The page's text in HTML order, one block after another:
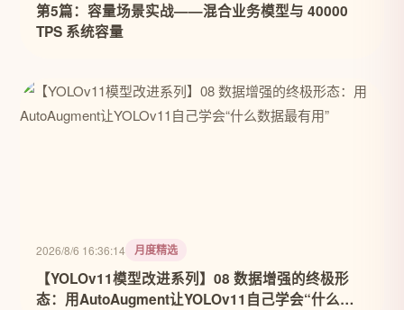
第5篇：容量场景实战——混合业务模型与 40000
TPS 系统容量
2026/8/6 16:36:14 月度精选
【YOLOv11模型改进系列】08 数据增强的终极形
态：用AutoAugment让YOLOv11自己学会“什么数